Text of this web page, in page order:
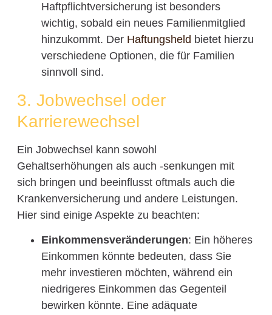
Haftpflichtversicherung ist besonders
wichtig, sobald ein neues Familienmitglied
hinzukommt. Der Haftungsheld bietet hierzu
verschiedene Optionen, die für Familien
sinnvoll sind.
3. Jobwechsel oder
Karrierewechsel
Ein Jobwechsel kann sowohl
Gehaltserhöhungen als auch -senkungen mit
sich bringen und beeinflusst oftmals auch die
Krankenversicherung und andere Leistungen.
Hier sind einige Aspekte zu beachten:
Einkommensveränderungen: Ein höheres
Einkommen könnte bedeuten, dass Sie
mehr investieren möchten, während ein
niedrigeres Einkommen das Gegenteil
bewirken könnte. Eine adäquate